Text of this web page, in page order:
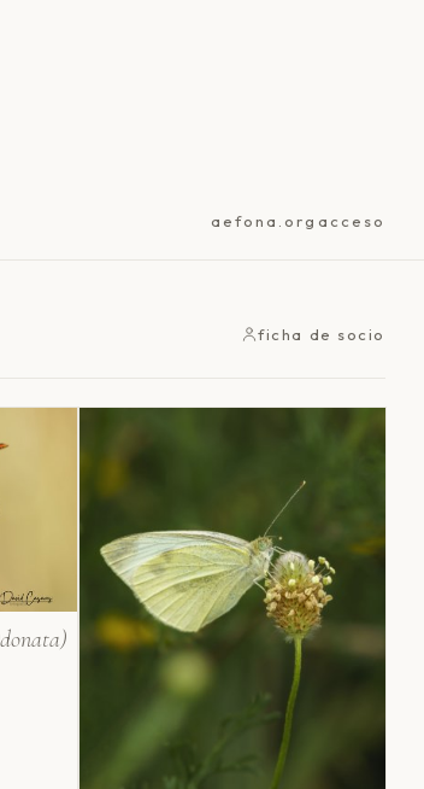
aefona.org acceso
ficha de socio